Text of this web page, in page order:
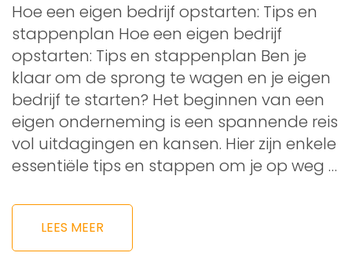
Hoe een eigen bedrijf opstarten: Tips en
stappenplan Hoe een eigen bedrijf
opstarten: Tips en stappenplan Ben je
klaar om de sprong te wagen en je eigen
bedrijf te starten? Het beginnen van een
eigen onderneming is een spannende reis
vol uitdagingen en kansen. Hier zijn enkele
essentiële tips en stappen om je op weg …
LEES MEER